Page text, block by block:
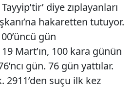
diye zıplayanları
hakaretten tutuyor.
gün
Mart’ın, 100 kara günün
gün. 76 gün yattılar.
2911’den suçu ilk kez